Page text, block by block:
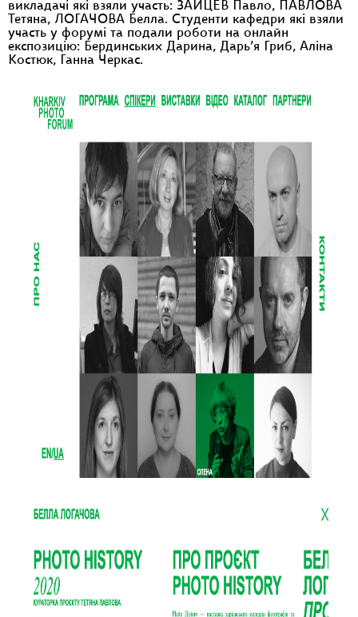
викладачі які взяли участь: ЗАЙЦЕВ Павло, ПАВЛОВА
Тетяна, ЛОГАЧОВА Белла. Студенти кафедри які взяли
участь у форумі та подали роботи на онлайн
експозицію: Бердинських Дарина, Дарь’я Гриб, Аліна
Костюк, Ганна Черкас.